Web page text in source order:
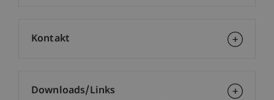
Kontakt
Downloads/Links